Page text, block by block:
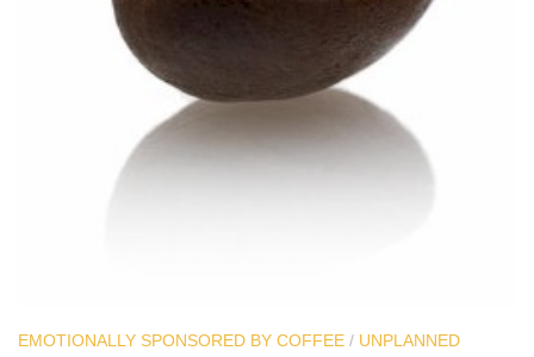
EMOTIONALLY SPONSORED BY COFFEE / UNPLANNED